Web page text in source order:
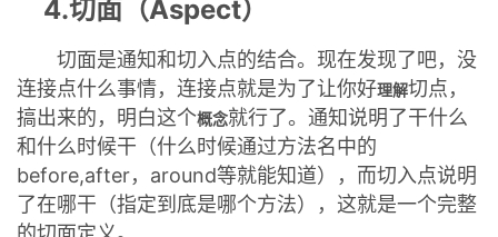
4.切面（Aspect）
切面是通知和切入点的结合。现在发现了吧，没
连接点什么事情，连接点就是为了让你好理解切点，
搞出来的，明白这个概念就行了。通知说明了干什么
和什么时候干（什么时候通过方法名中的
before,after，around等就能知道），而切入点说明
了在哪干（指定到底是哪个方法），这就是一个完整